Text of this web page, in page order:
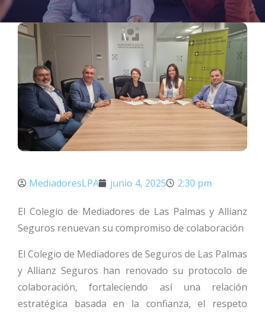
MediadoresLPA junio 4, 2025 2:30 pm
El Colegio de Mediadores de Las Palmas y Allianz
Seguros renuevan su compromiso de colaboración
El Colegio de Mediadores de Seguros de Las Palmas
y Allianz Seguros han renovado su protocolo de
colaboración, fortaleciendo así una relación
estratégica basada en la confianza, el respeto